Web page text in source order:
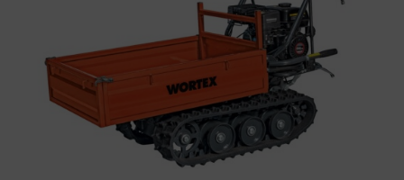
CARRELLO